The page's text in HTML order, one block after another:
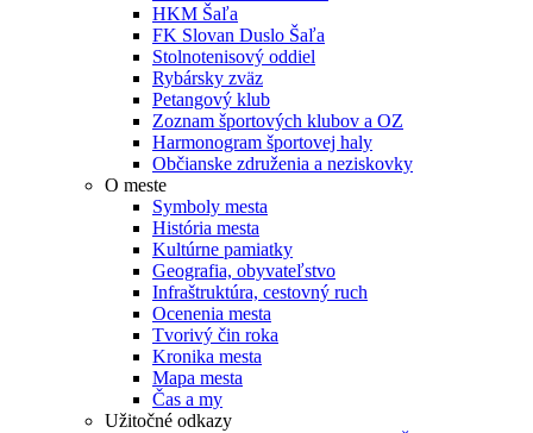
HKM Šaľa
FK Slovan Duslo Šaľa
Stolnotenisový oddiel
Rybársky zväz
Petangový klub
Zoznam športových klubov a OZ
Harmonogram športovej haly
Občianske združenia a neziskovky
O meste
Symboly mesta
História mesta
Kultúrne pamiatky
Geografia, obyvateľstvo
Infraštruktúra, cestovný ruch
Ocenenia mesta
Tvorivý čin roka
Kronika mesta
Mapa mesta
Čas a my
Užitočné odkazy